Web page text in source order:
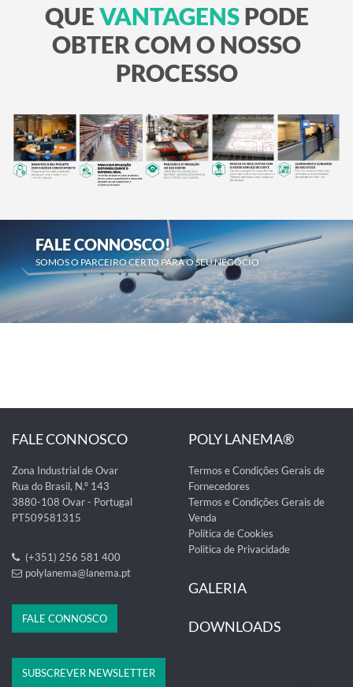
QUEVANTAGENSPODE
OBTER COM O NOSSO
PROCESSO
FALE CONNOSCO!
SOMOS O PARCEIRO CERTO PARA O SEU NEGÓCIO
FALE CONNOSCO
Zona Industrial de Ovar
Rua do Brasil, N.º 143
3880-108 Ovar - Portugal
PT509581315
(+351) 256 581 400
polylanema@lanema.pt
FALE CONNOSCO
POLY LANEMA®
Termos e Condições Gerais de
Fornecedores
Termos e Condições Gerais de
Venda
Política de Cookies
Politica de Privacidade
GALERIA
DOWNLOADS
SUBSCREVER NEWSLETTER